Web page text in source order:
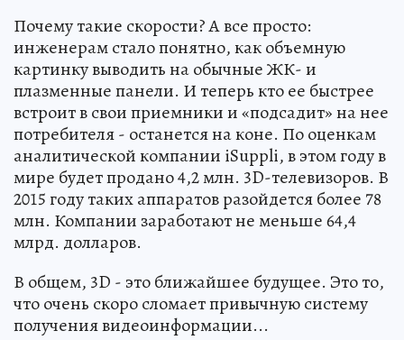
Почему такие скорости? А все просто:
инженерам стало понятно, как объемную
картинку выводить на обычные ЖК- и
плазменные панели. И теперь кто ее быстрее
встроит в свои приемники и «подсадит» на нее
потребителя - останется на коне. По оценкам
аналитической компании iSuppli, в этом году в
мире будет продано 4,2 млн. 3D-телевизоров. В
2015 году таких аппаратов разойдется более 78
млн. Компании заработают не меньше 64,4
млрд. долларов.
В общем, 3D - это ближайшее будущее. Это то,
что очень скоро сломает привычную систему
получения видеоинформации...